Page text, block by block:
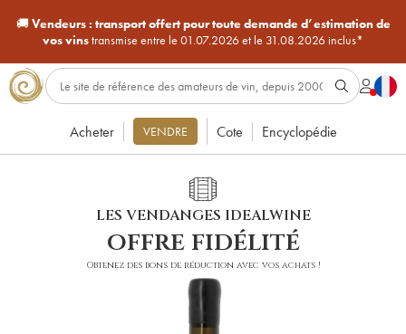
🚚Vendeurs : transport offert pour toute demande d’estimation de
vos vinstransmise entre le 01.07.2026 et le 31.08.2026 inclus*
Acheter VENDRE Cote Encyclopédie
LES VENDANGES IDEALWINE
offre fidélité
Obtenez des bons de réduction avec vos achats !